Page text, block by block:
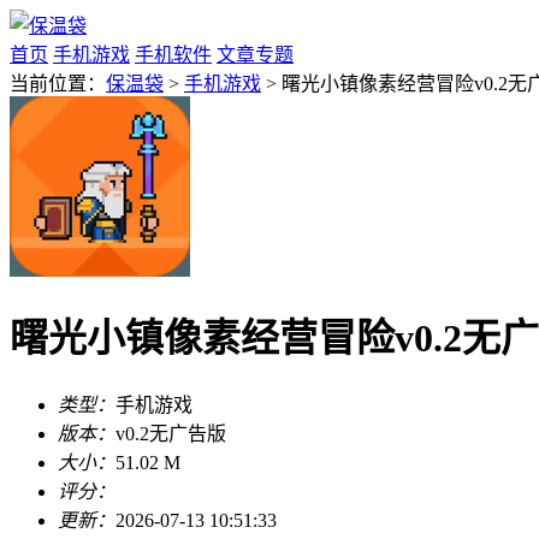
首页 手机游戏 手机软件 文章专题
当前位置： 保温袋 > 手机游戏 > 曙光小镇像素经营冒险v0.2无
曙光小镇像素经营冒险v0.2无
类型： 手机游戏
版本： v0.2无广告版
大小： 51.02 M
评分：
更新： 2026-07-13 10:51:33